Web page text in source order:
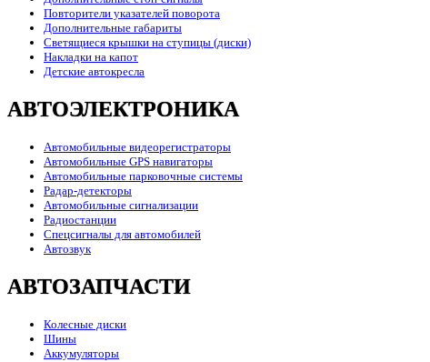
Повторители указателей поворота
Дополнительные габариты
Светящиеся крышки на ступицы (диски)
Накладки на капот
Детские автокресла
АВТОЭЛЕКТРОНИКА
Автомобильные видеорегистраторы
Автомобильные GPS навигаторы
Автомобильные парковочные системы
Радар-детекторы
Автомобильные сигнализации
Радиостанции
Спецсигналы для автомобилей
Автозвук
АВТОЗАПЧАСТИ
Колесные диски
Шины
Аккумуляторы